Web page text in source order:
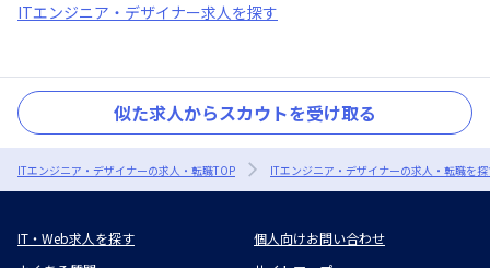
ITエンジニア・デザイナー求人を探す
似た求人からスカウトを受け取る
ITエンジニア・デザイナーの求人・転職TOP ITエンジニア・デザイナーの求人・転職を
IT・Web求人を探す
個人向けお問い合わせ